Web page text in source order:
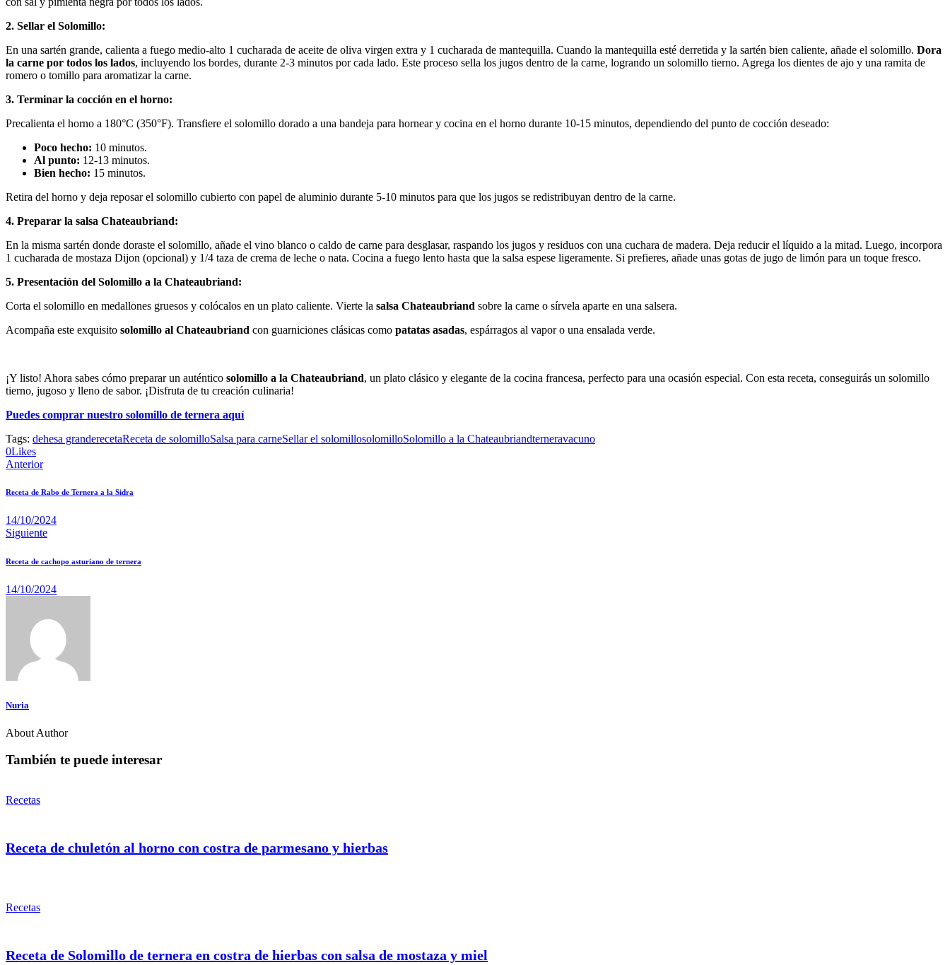
2. Sellar el Solomillo:
En una sartén grande, calienta a fuego medio-alto 1 cucharada de aceite de oliva virgen extra y 1 cucharada de mantequilla. Cuando la mantequilla esté derretida y la sartén bien caliente, añade el solomillo. Dora
la carne por todos los lados, incluyendo los bordes, durante 2-3 minutos por cada lado. Este proceso sella los jugos dentro de la carne, logrando un solomillo tierno. Agrega los dientes de ajo y una ramita de
romero o tomillo para aromatizar la carne.
3. Terminar la cocción en el horno:
Precalienta el horno a 180°C (350°F). Transfiere el solomillo dorado a una bandeja para hornear y cocina en el horno durante 10-15 minutos, dependiendo del punto de cocción deseado:
Poco hecho: 10 minutos.
Al punto: 12-13 minutos.
Bien hecho: 15 minutos.
Retira del horno y deja reposar el solomillo cubierto con papel de aluminio durante 5-10 minutos para que los jugos se redistribuyan dentro de la carne.
4. Preparar la salsa Chateaubriand:
En la misma sartén donde doraste el solomillo, añade el vino blanco o caldo de carne para desglasar, raspando los jugos y residuos con una cuchara de madera. Deja reducir el líquido a la mitad. Luego, incorpora
1 cucharada de mostaza Dijon (opcional) y 1/4 taza de crema de leche o nata. Cocina a fuego lento hasta que la salsa espese ligeramente. Si prefieres, añade unas gotas de jugo de limón para un toque fresco.
5. Presentación del Solomillo a la Chateaubriand:
Corta el solomillo en medallones gruesos y colócalos en un plato caliente. Vierte la salsa Chateaubriand sobre la carne o sírvela aparte en una salsera.
Acompaña este exquisito solomillo al Chateaubriand con guarniciones clásicas como patatas asadas, espárragos al vapor o una ensalada verde.
¡Y listo! Ahora sabes cómo preparar un auténtico solomillo a la Chateaubriand, un plato clásico y elegante de la cocina francesa, perfecto para una ocasión especial. Con esta receta, conseguirás un solomillo
tierno, jugoso y lleno de sabor. ¡Disfruta de tu creación culinaria!
Puedes comprar nuestro solomillo de ternera aquí
Tags: dehesa granderecetaReceta de solomilloSalsa para carneSellar el solomillosolomilloSolomillo a la Chateaubriandterneravacuno
0Likes
Anterior
Receta de Rabo de Ternera a la Sidra
14/10/2024
Siguiente
Receta de cachopo asturiano de ternera
14/10/2024
Nuria
About Author
También te puede interesar
Recetas
Receta de chuletón al horno con costra de parmesano y hierbas
Recetas
Receta de Solomillo de ternera en costra de hierbas con salsa de mostaza y miel